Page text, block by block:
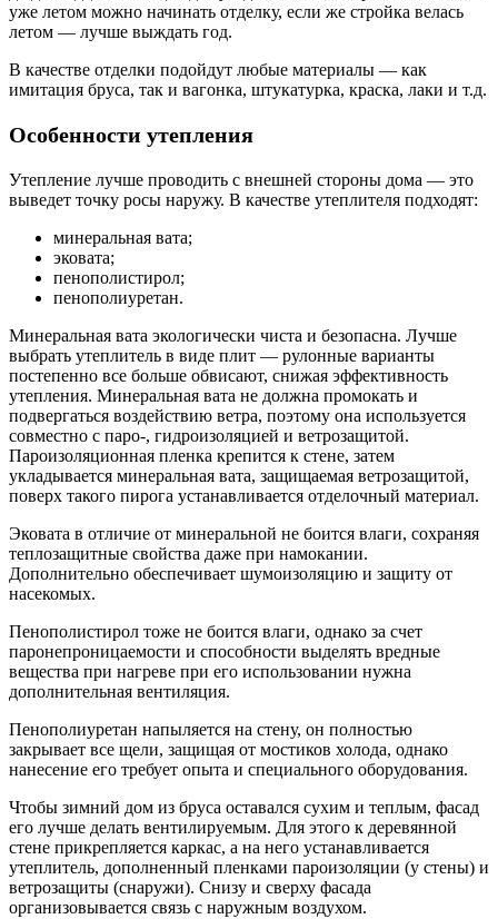
уже летом можно начинать отделку, если же стройка велась
летом — лучше выждать год.
В качестве отделки подойдут любые материалы — как
имитация бруса, так и вагонка, штукатурка, краска, лаки и т.д.
Особенности утепления
Утепление лучше проводить с внешней стороны дома — это
выведет точку росы наружу. В качестве утеплителя подходят:
минеральная вата;
эковата;
пенополистирол;
пенополиуретан.
Минеральная вата экологически чиста и безопасна. Лучше
выбрать утеплитель в виде плит — рулонные варианты
постепенно все больше обвисают, снижая эффективность
утепления. Минеральная вата не должна промокать и
подвергаться воздействию ветра, поэтому она используется
совместно с паро-, гидроизоляцией и ветрозащитой.
Пароизоляционная пленка крепится к стене, затем
укладывается минеральная вата, защищаемая ветрозащитой,
поверх такого пирога устанавливается отделочный материал.
Эковата в отличие от минеральной не боится влаги, сохраняя
теплозащитные свойства даже при намокании.
Дополнительно обеспечивает шумоизоляцию и защиту от
насекомых.
Пенополистирол тоже не боится влаги, однако за счет
паронепроницаемости и способности выделять вредные
вещества при нагреве при его использовании нужна
дополнительная вентиляция.
Пенополиуретан напыляется на стену, он полностью
закрывает все щели, защищая от мостиков холода, однако
нанесение его требует опыта и специального оборудования.
Чтобы зимний дом из бруса оставался сухим и теплым, фасад
его лучше делать вентилируемым. Для этого к деревянной
стене прикрепляется каркас, а на него устанавливается
утеплитель, дополненный пленками пароизоляции (у стены) и
ветрозащиты (снаружи). Снизу и сверху фасада
организовывается связь с наружным воздухом.